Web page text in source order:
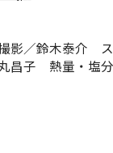
影／鈴木泰介 ス
昌子 熱量・塩分